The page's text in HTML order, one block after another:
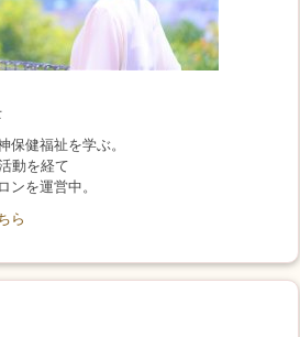
健福祉を学ぶ。
動を経て
を運営中。
ら